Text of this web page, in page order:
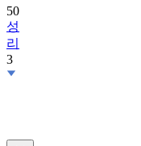
50
성
리
3